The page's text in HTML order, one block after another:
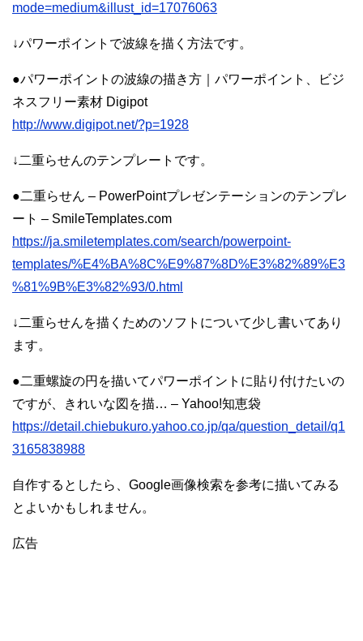
mode=medium&illust_id=17076063
↓パワーポイントで波線を描く方法です。
●パワーポイントの波線の描き方｜パワーポイント、ビジ
ネスフリー素材 Digipot
http://www.digipot.net/?p=1928
↓二重らせんのテンプレートです。
●二重らせん – PowerPointプレゼンテーションのテンプレ
ート – SmileTemplates.com
https://ja.smiletemplates.com/search/powerpoint-
templates/%E4%BA%8C%E9%87%8D%E3%82%89%E3
%81%9B%E3%82%93/0.html
↓二重らせんを描くためのソフトについて少し書いてあり
ます。
●二重螺旋の円を描いてパワーポイントに貼り付けたいの
ですが、きれいな図を描… – Yahoo!知恵袋
https://detail.chiebukuro.yahoo.co.jp/qa/question_detail/q1
3165838988
自作するとしたら、Google画像検索を参考に描いてみる
とよいかもしれません。
広告